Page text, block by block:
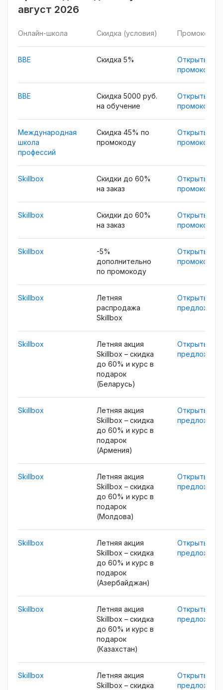
август 2026
Онлайн-школа Скидка (условия) Промокод
BBE Скидка 5%
Открыть
промокод
BBE
Скидка 5000 руб.
на обучение
Открыть
промокод
Международная
школа
профессий
Скидка 45% по
промокоду
Открыть
промокод
Skillbox
Скидки до 60%
на заказ
Открыть
промокод
Skillbox
Скидки до 60%
на заказ
Открыть
промокод
Skillbox
-5%
дополнительно
по промокоду
Открыть
промокод
Skillbox
Летняя
распродажа
Skillbox
Открыть
Skillbox
Летняя акция
Skillbox – скидка
до 60% и курс в
подарок
(Беларусь)
Открыть
Skillbox
Летняя акция
Skillbox – скидка
до 60% и курс в
подарок
(Армения)
Открыть
Skillbox
Летняя акция
Skillbox – скидка
до 60% и курс в
подарок
(Молдова)
Открыть
Skillbox
Летняя акция
Skillbox – скидка
до 60% и курс в
подарок
(Азербайджан)
Открыть
Skillbox
Летняя акция
Skillbox – скидка
до 60% и курс в
подарок
(Казахстан)
Открыть
Skillbox
Летняя акция
Skillbox – скидка
Открыть